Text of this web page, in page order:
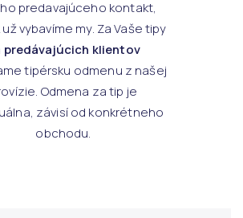
predavajúceho kontakt,
vybavíme my. Za Vaše tipy
predávajúcich klientov
tipérsku odmenu z našej
Odmena za tip je
závisí od konkrétneho
obchodu.